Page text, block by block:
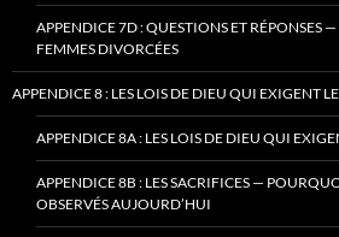
APPENDICE 7D : QUESTIONS ET RÉPONSES —
FEMMES DIVORCÉES
APPENDICE 8 : LES LOIS DE DIEU QUI EXIGENT
APPENDICE 8A : LES LOIS DE DIEU QUI
APPENDICE 8B : LES SACRIFICES —
OBSERVÉS AUJOURD’HUI